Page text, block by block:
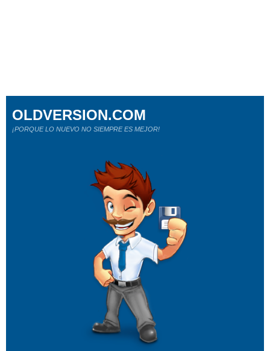
OLDVERSION.COM
¡PORQUE LO NUEVO NO SIEMPRE ES MEJOR!